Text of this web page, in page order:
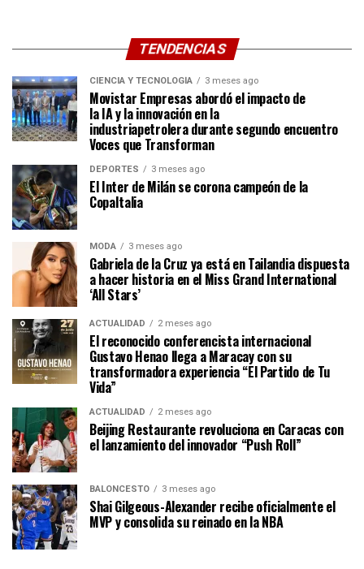
TENDENCIAS
CIENCIA Y TECNOLOGÍA 3 meses ago
Movistar Empresas abordó el impacto de
la IA y la innovación en la
industriapetrolera durante segundo encuentro
Voces que Transforman
DEPORTES 3 meses ago
El Inter de Milán se corona campeón de la
CopaItalia
MODA 3 meses ago
Gabriela de la Cruz ya está en Tailandia dispuesta
a hacer historia en el Miss Grand International
‘All Stars’
ACTUALIDAD 2 meses ago
El reconocido conferencista internacional
Gustavo Henao llega a Maracay con su
transformadora experiencia “El Partido de Tu
Vida”
ACTUALIDAD 2 meses ago
Beijing Restaurante revoluciona en Caracas con
el lanzamiento del innovador “Push Roll”
BALONCESTO 3 meses ago
Shai Gilgeous-Alexander recibe oficialmente el
MVP y consolida su reinado en la NBA